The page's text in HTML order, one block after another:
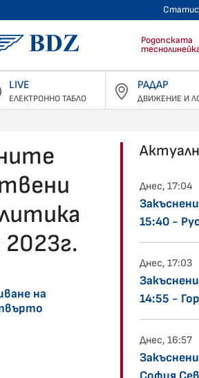
БДЖ - Пътнически
Родопската
LIVE
ЕЛЕКТРОННО ТАБЛО
РАДАР
ДВИЖЕНИЕ И
на
Днес, 17:04
15:40 -
Днес, 17:03
14:55 -
Днес, 16:57